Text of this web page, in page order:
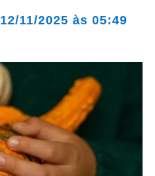
12/11/2025 às 05:49